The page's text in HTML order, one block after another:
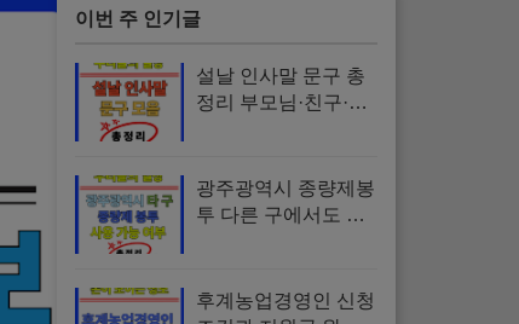
이번 주 인기글
설날 인사말 문구 총
정리 부모님·친구·직
새해 인사말, 가족 인
사, 직장 인사
광주광역시 종량제봉
투 다른 구에서도 사
완벽정리
후계농업경영인 신청